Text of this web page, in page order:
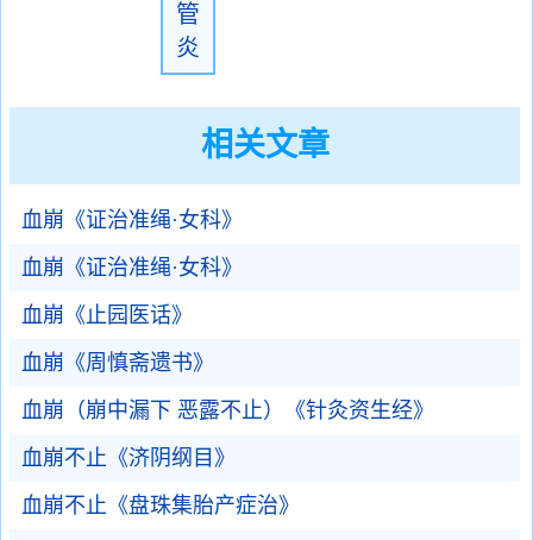
管
炎
相关文章
血崩《证治准绳·女科》
血崩《证治准绳·女科》
血崩《止园医话》
血崩《周慎斋遗书》
血崩（崩中漏下 恶露不止）《针灸资生经》
血崩不止《济阴纲目》
血崩不止《盘珠集胎产症治》